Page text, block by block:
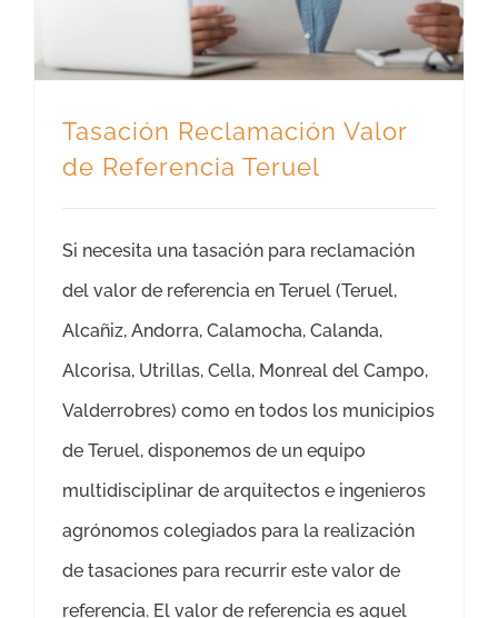
Tasación Reclamación Valor
de Referencia Teruel
Si necesita una tasación para reclamación
del valor de referencia en Teruel (Teruel,
Alcañiz, Andorra, Calamocha, Calanda,
Alcorisa, Utrillas, Cella, Monreal del Campo,
Valderrobres) como en todos los municipios
de Teruel, disponemos de un equipo
multidisciplinar de arquitectos e ingenieros
agrónomos colegiados para la realización
de tasaciones para recurrir este valor de
referencia. El valor de referencia es aquel